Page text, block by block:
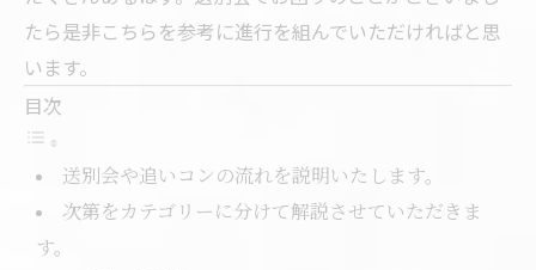
たら是非こちらを参考に進行を組んでいただければと思
います。
目次
送別会や追いコンの流れを説明いたします。
次第をカテゴリーに分けて解説させていただきま
す。